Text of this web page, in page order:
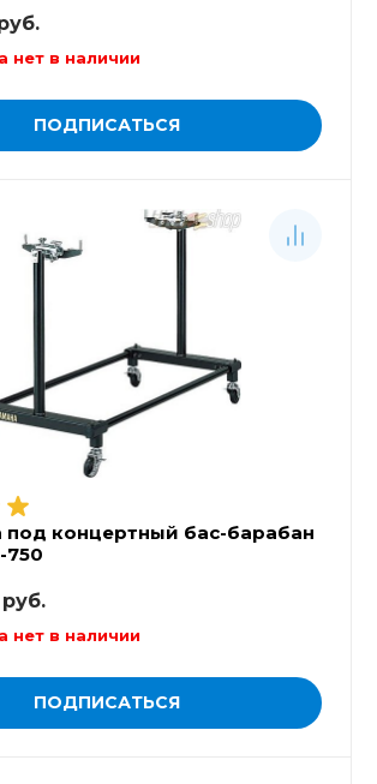
нет в наличии
ПОДПИСАТЬСЯ
под концертный бас-барабан
750
руб.
нет в наличии
ПОДПИСАТЬСЯ